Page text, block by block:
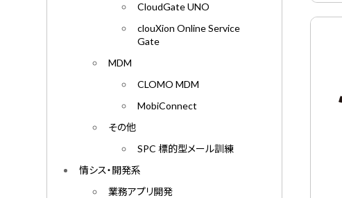
CloudGate UNO
clouXion Online Service
Gate
MDM
CLOMO MDM
MobiConnect
その他
SPC 標的型メール訓練
情シス・開発系
業務アプリ開発